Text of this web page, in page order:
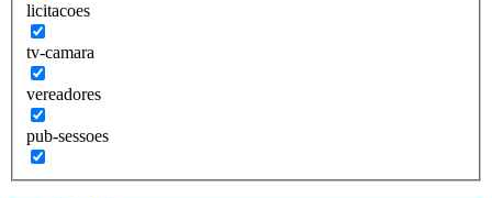
licitacoes
tv-camara
vereadores
pub-sessoes